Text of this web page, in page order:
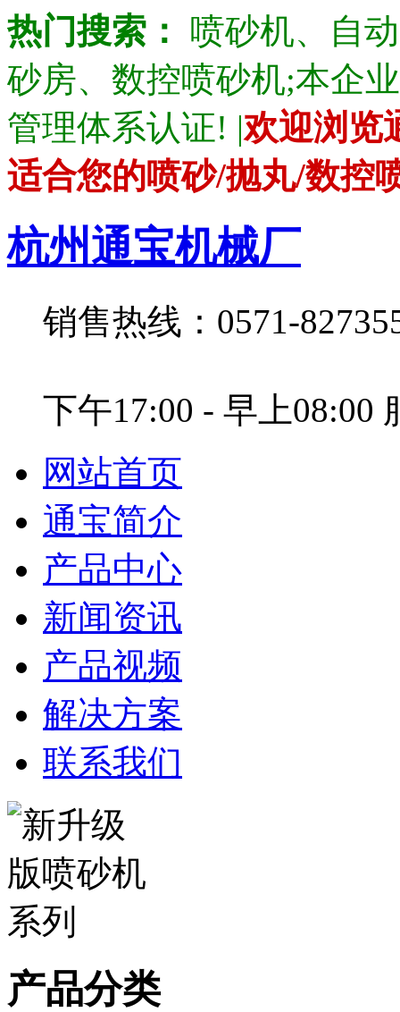
热门搜索：
喷砂机、自
砂房、数控喷砂机;本企
管理体系认证! |欢迎浏览
适合您的喷砂/抛丸/数控
杭州通宝机械厂
销售热线：0571-
下午17:00 - 早上08:00
网站首页
通宝简介
产品中心
新闻资讯
产品视频
解决方案
联系我们
产品分类